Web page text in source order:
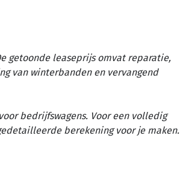
getoonde leaseprijs omvat reparatie,
van winterbanden en vervangend
bedrijfswagens. Voor een volledig
berekening voor je maken.